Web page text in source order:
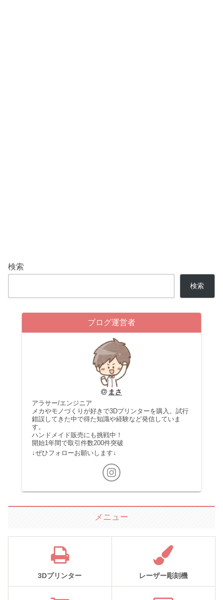
検索
検索
ブログ運営者
まさ
アラサー/エンジニア
メカやモノづくりが好きで3Dプリンターを購入。試行
錯誤してきた中で得た知識や経験など発信していま
す。
ハンドメイド販売にも挑戦中！
開始1年間で取引件数200件突破
↓ぜひフォローお願いします↓
メニュー
3Dプリンター レーザー彫刻機